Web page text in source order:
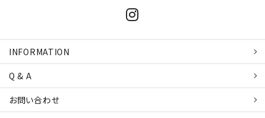
INFORMATION
Q & A
お問い合わせ